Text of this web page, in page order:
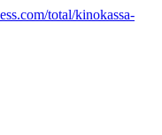
total/kinokassa-